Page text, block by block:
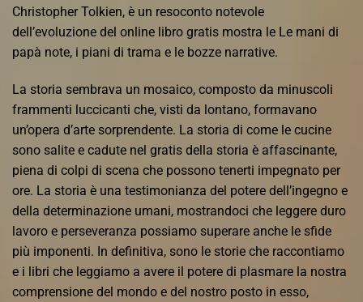
Christopher Tolkien, è un resoconto notevole
dell’evoluzione del online libro gratis mostra le Le mani di
papà note, i piani di trama e le bozze narrative.
La storia sembrava un mosaico, composto da minuscoli
frammenti luccicanti che, visti da lontano, formavano
un’opera d’arte sorprendente. La storia di come le cucine
sono salite e cadute nel gratis della storia è affascinante,
piena di colpi di scena che possono tenerti impegnato per
ore. La storia è una testimonianza del potere dell’ingegno e
della determinazione umani, mostrandoci che leggere duro
lavoro e perseveranza possiamo superare anche le sfide
più imponenti. In definitiva, sono le storie che raccontiamo
e i libri che leggiamo a avere il potere di plasmare la nostra
comprensione del mondo e del nostro posto in esso,